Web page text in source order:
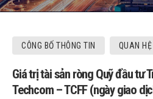
CÔNG BỐ THÔNG TIN QUAN
Giá trị tài sản ròng Quỹ đầu tư
Techcom – TCFF (ngày giao